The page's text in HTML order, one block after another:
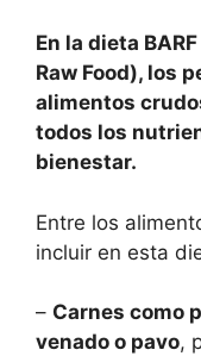
En la dieta
Raw Food), los
alimentos
todos los
bienestar.
Entre los
incluir en esta
– Carnes como
venado o pavo,